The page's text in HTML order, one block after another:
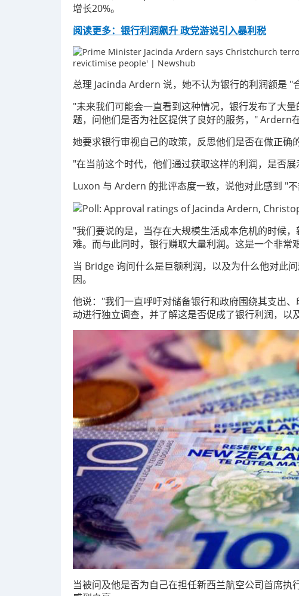
增长20%。
阅读更多：银行利润飙升 政党游说引入暴利税
总理 Jacinda Ardern 说，她不认为银行的利润额是 "
"未来我们可能会一直看到这种情况，银行发布了大
题，问他们是否为社区提供了良好的服务，" Ardern
她要求银行审视自己的政策，反思他们是否在做正确
"在当前这个时代，他们通过获取这样的利润，是否
Luxon 与 Ardern 的批评态度一致，说他对此感到 "不
"我们要说的是，当存在大规模生活成本危机的时候
难。而与此同时，银行赚取大量利润。这是一个非常
当 Bridge 询问什么是巨额利润，以及为什么他对此
因。
他说："我们一直呼吁对储备银行和政府围绕其支出
动进行独立调查，并了解这是否促成了银行利润，以
当被问及他是否为自己在担任新西兰航空公司首席